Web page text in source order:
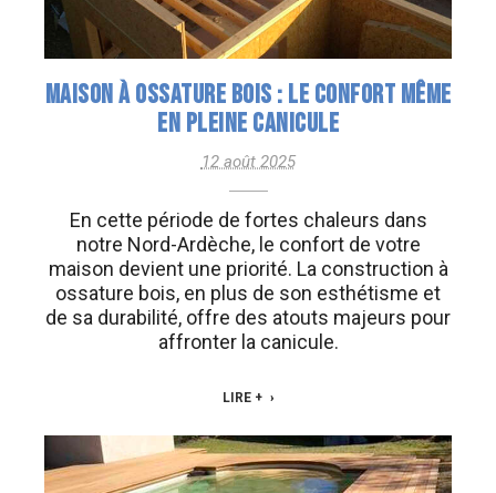
MAISON À OSSATURE BOIS : LE CONFORT MÊME
EN PLEINE CANICULE
12 août 2025
En cette période de fortes chaleurs dans
notre Nord-Ardèche, le confort de votre
maison devient une priorité. La construction à
ossature bois, en plus de son esthétisme et
de sa durabilité, offre des atouts majeurs pour
affronter la canicule.
LIRE +